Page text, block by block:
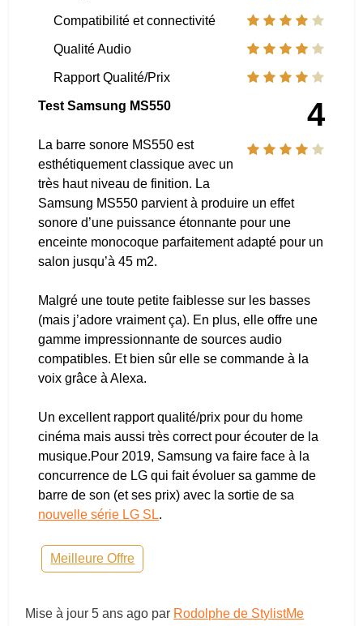
Compatibilité et connectivité
Qualité Audio
Rapport Qualité/Prix
4
Test Samsung MS550
La barre sonore MS550 est
esthétiquement classique avec un
très haut niveau de finition. La
Samsung MS550 parvient à produire un effet
sonore d’une puissance étonnante pour une
enceinte monocoque parfaitement adapté pour un
salon jusqu’à 45 m2.
Malgré une toute petite faiblesse sur les basses
(mais j’adore vraiment ça). En plus, elle offre une
gamme impressionnante de sources audio
compatibles. Et bien sûr elle se commande à la
voix grâce à Alexa.
Un excellent rapport qualité/prix pour du home
cinéma mais aussi très correct pour écouter de la
musique.Pour 2019, Samsung va faire face à la
concurrence de LG qui fait évoluer sa gamme de
barre de son (et ses prix) avec la sortie de sa
nouvelle série LG SL.
Meilleure Offre
Mise à jour5 ans ago par Rodolphe de StylistMe